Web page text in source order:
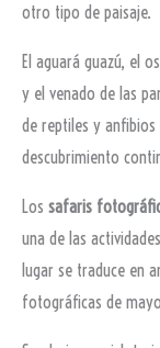
otro tipo de paisaje.
El aguará guazú, el
y el venado de las
de reptiles y anfibios
descubrimiento
Los safaris
una de las
lugar se traduce en
fotográficas de